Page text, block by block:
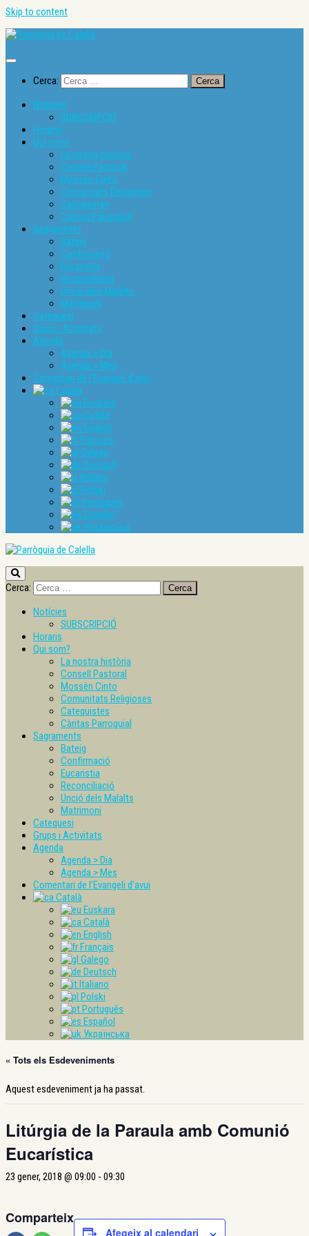
Skip to content
Cerca:
Notícies
SUBSCRIPCIÓ
Horaris
Qui som?
La nostra història
Consell Pastoral
Mossèn Cinto
Comunitats Religioses
Catequistes
Càritas Parroquial
Sagraments
Bateig
Confirmació
Eucaristia
Reconciliació
Unció dels Malalts
Matrimoni
Catequesi
Grups i Activitats
Agenda
Agenda > Dia
Agenda > Mes
Comentari de l’Evangeli d’avui
Català
Euskara
Català
English
Français
Galego
Deutsch
Italiano
Polski
Português
Español
Українська
Cerca:
Notícies
SUBSCRIPCIÓ
Horaris
Qui som?
La nostra història
Consell Pastoral
Mossèn Cinto
Comunitats Religioses
Catequistes
Càritas Parroquial
Sagraments
Bateig
Confirmació
Eucaristia
Reconciliació
Unció dels Malalts
Matrimoni
Catequesi
Grups i Activitats
Agenda
Agenda > Dia
Agenda > Mes
Comentari de l’Evangeli d’avui
Català
Euskara
Català
English
Français
Galego
Deutsch
Italiano
Polski
Português
Español
Українська
« Tots els Esdeveniments
Aquest esdeveniment ja ha passat.
Litúrgia de la Paraula amb Comunió
Eucarística
23 gener, 2018 @ 09:00 - 09:30
Comparteix
Afegeix al calendari